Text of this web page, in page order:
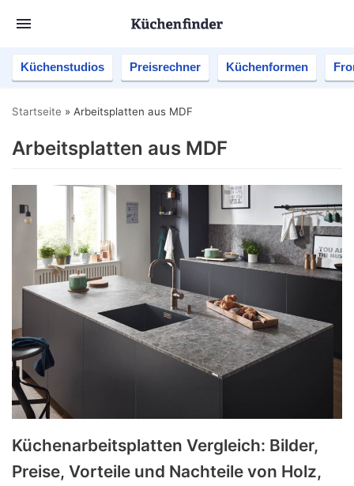
Küchenstudios Preisrechner Küchenformen
Startseite » Arbeitsplatten aus MDF
Arbeitsplatten aus MDF
Küchenarbeitsplatten Vergleich: Bilder,
Preise, Vorteile und Nachteile von Holz,